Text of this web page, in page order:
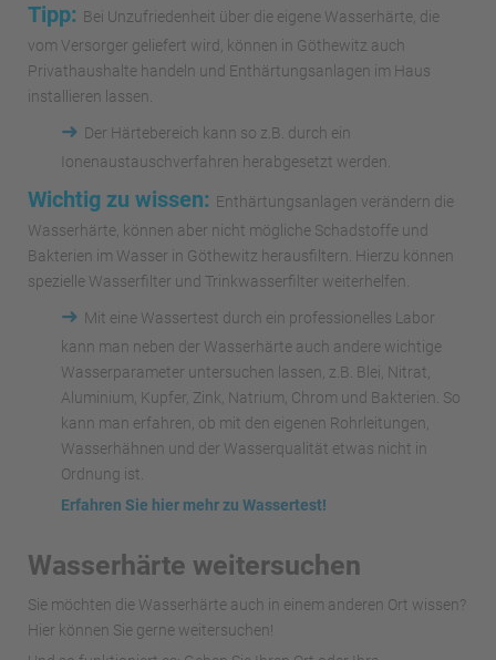
Tipp: Bei Unzufriedenheit über die eigene Wasserhärte, die
vom Versorger geliefert wird, können in Göthewitz auch
Privathaushalte handeln und Enthärtungsanlagen im Haus
installieren lassen.
➜ Der Härtebereich kann so z.B. durch ein
Ionenaustauschverfahren herabgesetzt werden.
Wichtig zu wissen: Enthärtungsanlagen verändern die
Wasserhärte, können aber nicht mögliche Schadstoffe und
Bakterien im Wasser in Göthewitz herausfiltern. Hierzu können
spezielle Wasserfilter und Trinkwasserfilter weiterhelfen.
➜ Mit eine Wassertest durch ein professionelles Labor
kann man neben der Wasserhärte auch andere wichtige
Wasserparameter untersuchen lassen, z.B. Blei, Nitrat,
Aluminium, Kupfer, Zink, Natrium, Chrom und Bakterien. So
kann man erfahren, ob mit den eigenen Rohrleitungen,
Wasserhähnen und der Wasserqualität etwas nicht in
Ordnung ist.
Erfahren Sie hier mehr zu Wassertest!
Wasserhärte weitersuchen
Sie möchten die Wasserhärte auch in einem anderen Ort wissen?
Hier können Sie gerne weitersuchen!